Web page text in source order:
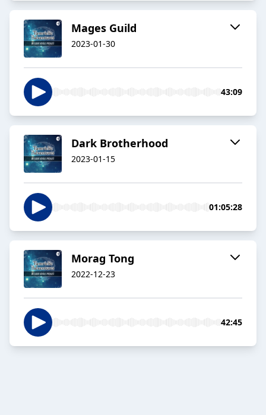
Mages Guild
2023-01-30
43:09
Dark Brotherhood
2023-01-15
01:05:28
Morag Tong
2022-12-23
42:45